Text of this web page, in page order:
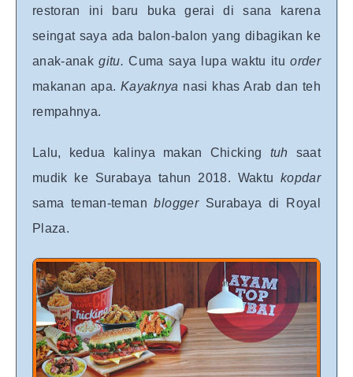
restoran ini baru buka gerai di sana karena
seingat saya ada balon-balon yang dibagikan ke
anak-anakgitu.Cuma saya lupa waktu ituorder
makanan apa.Kayaknya nasi khas Arab dan teh
rempahnya.
Lalu, kedua kalinya makan Chicking tuh saat
mudik ke Surabaya tahun 2018. Waktu kopdar
sama teman-temanblogger Surabaya di Royal
Plaza.